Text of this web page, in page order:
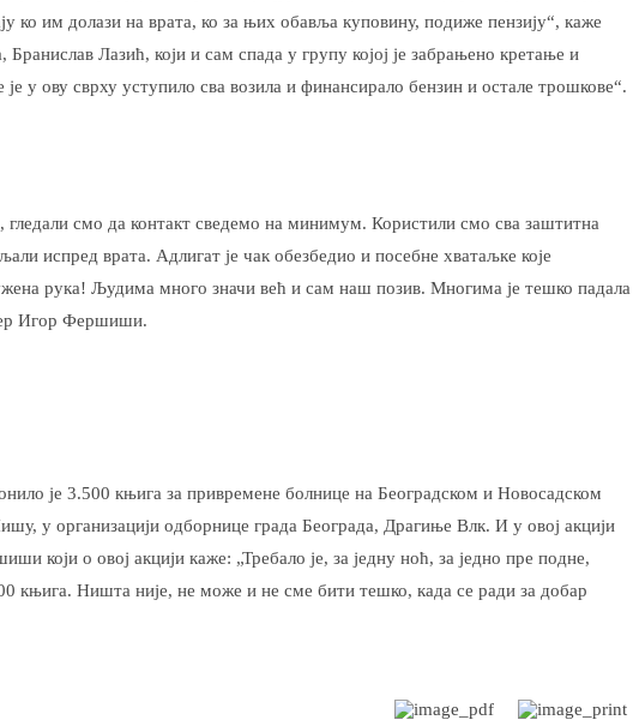
ко им долази на врата, ко за њих обавља куповину, подиже пензију“, каже
Бранислав Лазић, који и сам спада у групу којој је забрањено кретање и
у ову сврху уступило сва возила и финансирало бензин и остале трошкове“.
смо да контакт сведемо на минимум. Користили смо сва заштитна
испред врата. Адлигат је чак обезбедио и посебне хватаљке које
рука! Људима много значи већ и сам наш позив. Многима је тешко падала
Игор Фершиши.
је 3.500 књига за привремене болнице на Београдском и Новосадском
у организацији одборнице града Београда, Драгиње Влк. И у овој акцији
који о овој акцији каже: „Требало је, за једну ноћ, за једно пре подне,
књига. Ништа није, не може и не сме бити тешко, када се ради за добар